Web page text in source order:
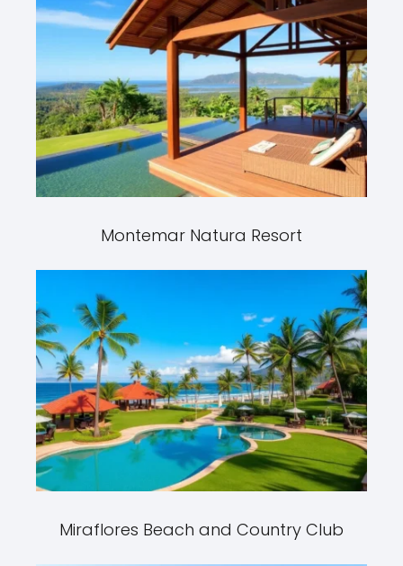
Montemar Natura Resort
Miraflores Beach and Country Club